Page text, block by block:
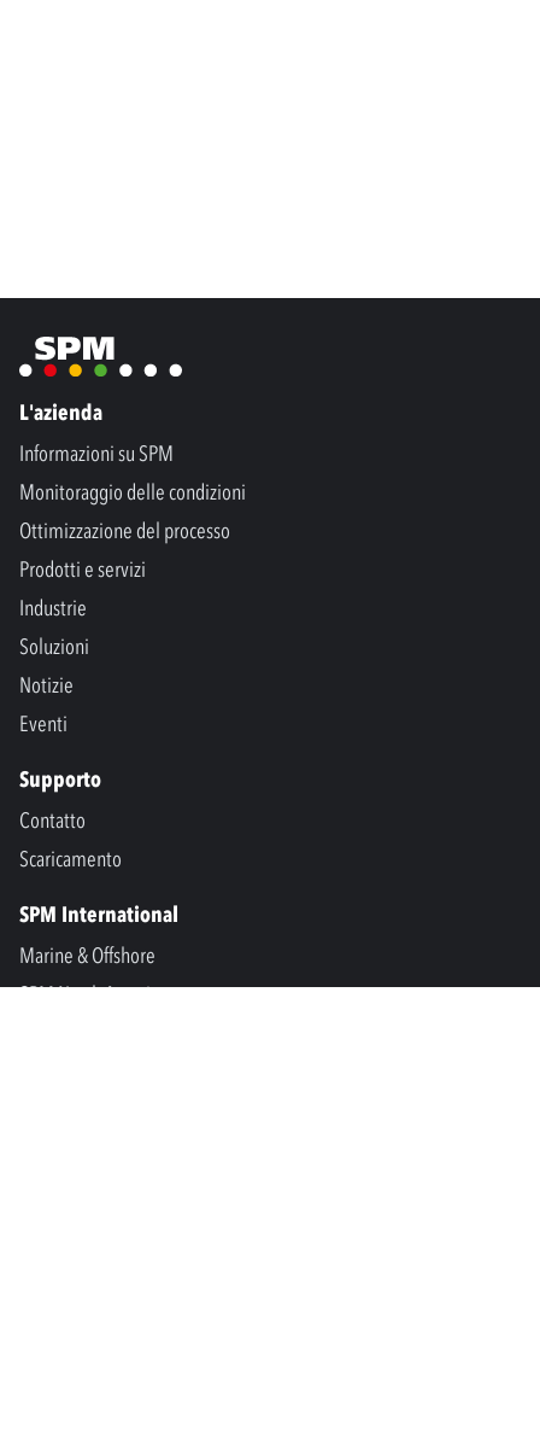
L'azienda
Informazioni su SPM
Monitoraggio delle condizioni
Ottimizzazione del processo
Prodotti e servizi
Industrie
Soluzioni
Notizie
Eventi
Supporto
Contatto
Scaricamento
SPM International
Marine & Offshore
SPM North America